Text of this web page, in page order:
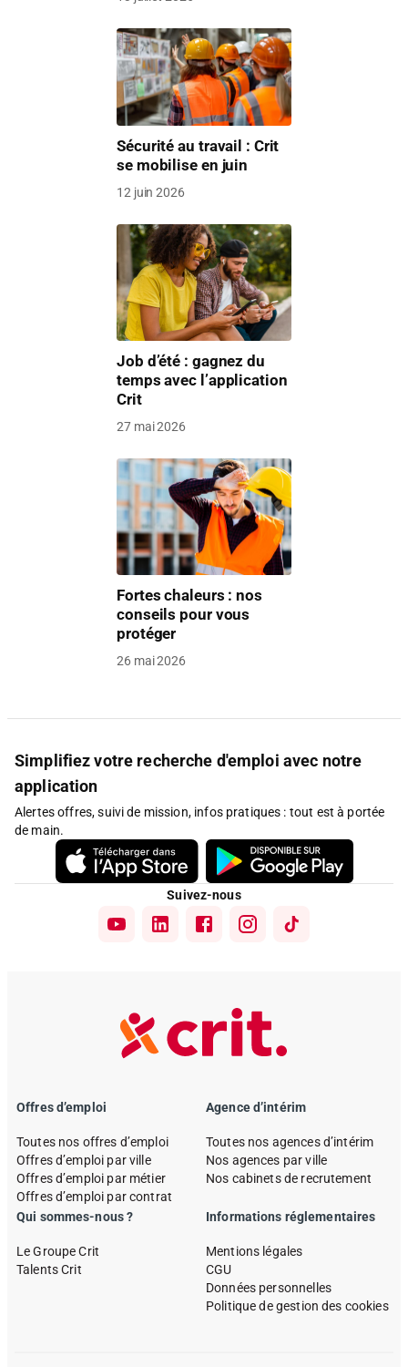
Sécurité au travail : Crit
se mobilise en juin
12 juin 2026
Job d’été : gagnez du
temps avec l’application
Crit
27 mai 2026
Fortes chaleurs : nos
conseils pour vous
protéger
26 mai 2026